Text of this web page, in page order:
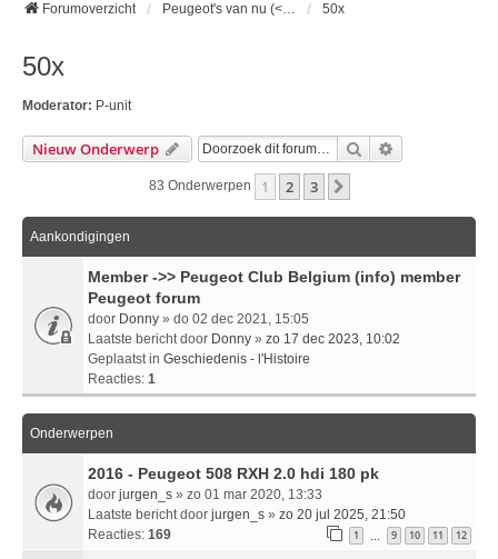
Forumoverzicht Peugeot's van nu (< 15 jaar) - Peugeot d'aujourd'hui (< 15 ans) 50x
50x
Moderator: P-unit
Nieuw Onderwerp Zoek
83 Onderwerpen 1 2 3
Aankondigingen
Member ->> Peugeot Club Belgium (info) member
Peugeot forum
door Donny » do 02 dec 2021, 15:05
Laatste bericht door Donny » zo 17 dec 2023, 10:02
Geplaatst in Geschiedenis - l'Histoire
Reacties: 1
Onderwerpen
2016 - Peugeot 508 RXH 2.0 hdi 180 pk
door jurgen_s » zo 01 mar 2020, 13:33
Laatste bericht door jurgen_s » zo 20 jul 2025, 21:50
Reacties: 169 1 … 9 10 11 12